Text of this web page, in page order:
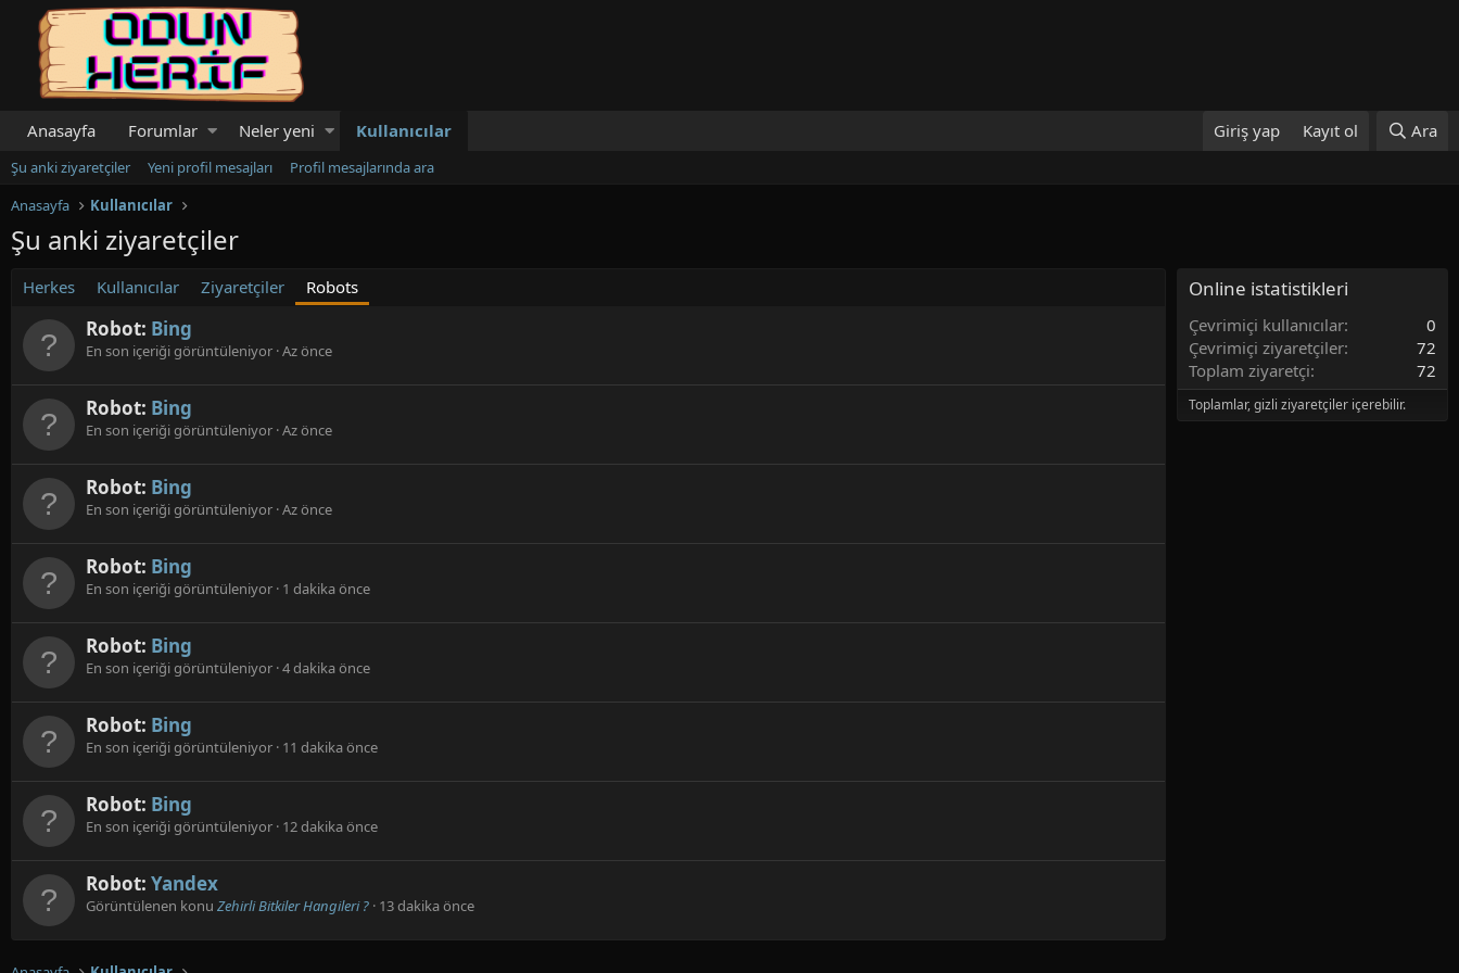
Anasayfa Forumlar Neler yeni Kullanıcılar Giriş yap Kayıt ol Ara
Şu anki ziyaretçiler Yeni profil mesajları
Profil mesajlarında ara
Anasayfa
Kullanıcılar
Şu anki ziyaretçiler
Herkes Kullanıcılar Ziyaretçiler Robots
Robot: Bing
En son içeriği görüntüleniyor Az önce
Robot: Bing
En son içeriği görüntüleniyor Az önce
Robot: Bing
En son içeriği görüntüleniyor Az önce
Robot: Bing
En son içeriği görüntüleniyor 1 dakika önce
Robot: Bing
En son içeriği görüntüleniyor 4 dakika önce
Robot: Bing
En son içeriği görüntüleniyor 11 dakika önce
Robot: Bing
En son içeriği görüntüleniyor 12 dakika önce
Robot: Yandex
Görüntülenen konu Zehirli Bitkiler Hangileri ? 13 dakika önce
Online istatistikleri
Çevrimiçi kullanıcılar
0
Çevrimiçi ziyaretçiler
72
Toplam ziyaretçi
72
Toplamlar, gizli ziyaretçiler içerebilir.